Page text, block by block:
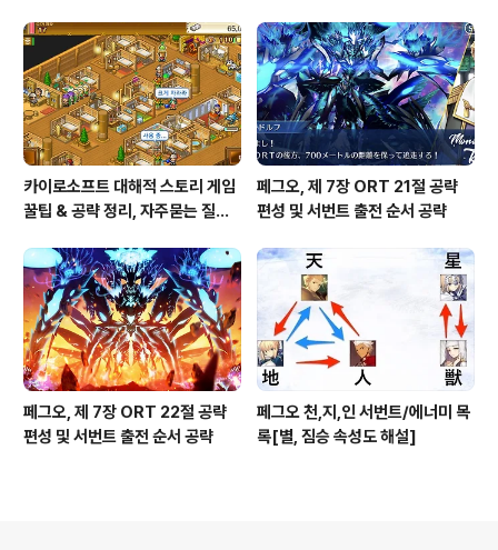
카이로소프트 대해적 스토리 게임
꿀팁 & 공략 정리, 자주묻는 질문
페그오, 제 7장 ORT 21절 공략
편성 및 서번트 출전 순서 공략
페그오, 제 7장 ORT 22절 공략
편성 및 서번트 출전 순서 공략
페그오 천,지,인 서번트/에너미 목
록[별, 짐승 속성도 해설]